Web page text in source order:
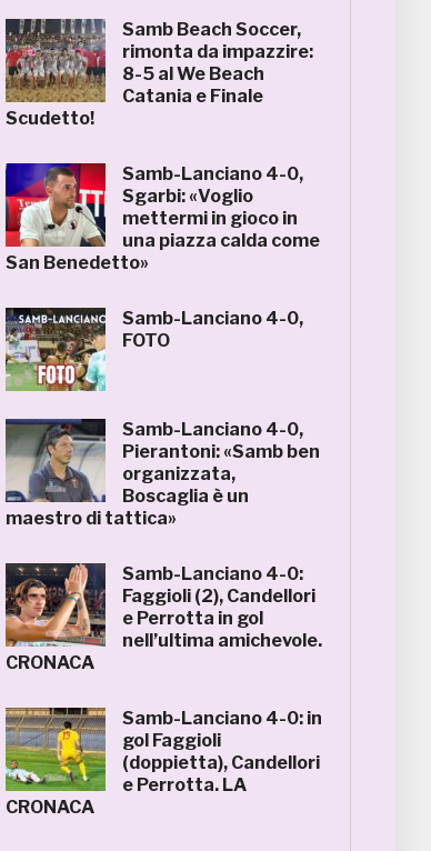
Samb Beach Soccer,
rimonta da impazzire:
8-5 al We Beach
Catania e Finale
Scudetto!
Samb-Lanciano 4-0,
Sgarbi: «Voglio
mettermi in gioco in
una piazza calda come
San Benedetto»
Samb-Lanciano 4-0,
FOTO
Samb-Lanciano 4-0,
Pierantoni: «Samb ben
organizzata,
Boscaglia è un
maestro di tattica»
Samb-Lanciano 4-0:
Faggioli (2), Candellori
e Perrotta in gol
nell’ultima amichevole.
CRONACA
Samb-Lanciano 4-0: in
gol Faggioli
(doppietta), Candellori
e Perrotta. LA
CRONACA